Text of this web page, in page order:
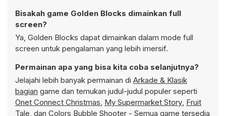
Bisakah game Golden Blocks dimainkan full
screen?
Ya, Golden Blocks dapat dimainkan dalam mode full
screen untuk pengalaman yang lebih imersif.
Permainan apa yang bisa kita coba selanjutnya?
Jelajahi lebih banyak permainan di Arkade & Klasik
bagian game dan temukan judul-judul populer seperti
Onet Connect Christmas, My Supermarket Story, Fruit
Tale, dan Colors Bubble Shooter - Semua game tersedia